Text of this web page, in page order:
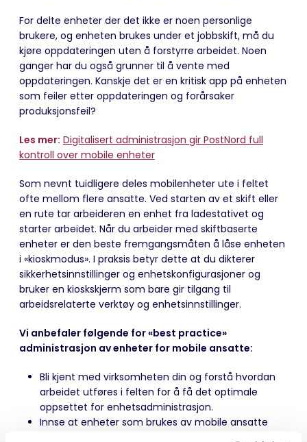
For delte enheter der det ikke er noen personlige
brukere, og enheten brukes under et jobbskift, må du
kjøre oppdateringen uten å forstyrre arbeidet. Noen
ganger har du også grunner til å vente med
oppdateringen. Kanskje det er en kritisk app på enheten
som feiler etter oppdateringen og forårsaker
produksjonsfeil?
Les mer: Digitalisert administrasjon gir PostNord full
kontroll over mobile enheter
Som nevnt tuidligere deles mobilenheter ute i feltet
ofte mellom flere ansatte. Ved starten av et skift eller
en rute tar arbeideren en enhet fra ladestativet og
starter arbeidet. Når du arbeider med skiftbaserte
enheter er den beste fremgangsmåten å låse enheten
i «kioskmodus». I praksis betyr dette at du dikterer
sikkerhetsinnstillinger og enhetskonfigurasjoner og
bruker en kioskskjerm som bare gir tilgang til
arbeidsrelaterte verktøy og enhetsinnstillinger.
Vi anbefaler følgende for «best practice»
administrasjon av enheter for mobile ansatte:
Bli kjent med virksomheten din og forstå hvordan
arbeidet utføres i felten for å få det optimale
oppsettet for enhetsadministrasjon.
Innse at enheter som brukes av mobile ansatte